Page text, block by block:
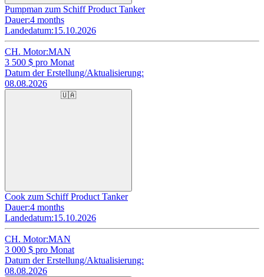
Pumpman zum Schiff Product Tanker
Dauer:4 months
Landedatum:15.10.2026
CH. Motor:MAN
3 500 $ pro Monat
Datum der Erstellung/Aktualisierung:
08.08.2026
🇺🇦
Cook zum Schiff Product Tanker
Dauer:4 months
Landedatum:15.10.2026
CH. Motor:MAN
3 000 $ pro Monat
Datum der Erstellung/Aktualisierung:
08.08.2026